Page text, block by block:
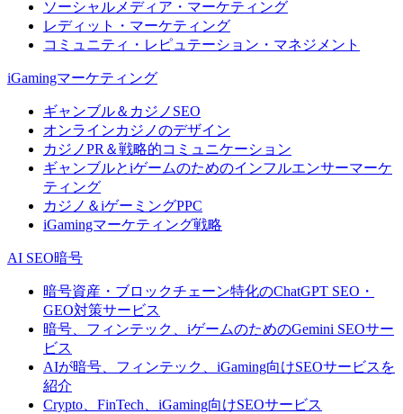
ソーシャルメディア・マーケティング
レディット・マーケティング
コミュニティ・レピュテーション・マネジメント
iGamingマーケティング
ギャンブル＆カジノSEO
オンラインカジノのデザイン
カジノPR＆戦略的コミュニケーション
ギャンブルとiゲームのためのインフルエンサーマーケ
ティング
カジノ＆iゲーミングPPC
iGamingマーケティング戦略
AI SEO暗号
暗号資産・ブロックチェーン特化のChatGPT SEO・
GEO対策サービス
暗号、フィンテック、iゲームのためのGemini SEOサー
ビス
AIが暗号、フィンテック、iGaming向けSEOサービスを
紹介
Crypto、FinTech、iGaming向けSEOサービス